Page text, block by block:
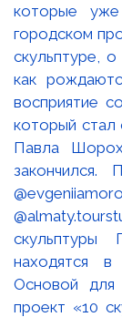
которые
городском
скульптуре,
как
восприятие
который стал
Павла
закончился.
находятся в
Основой
проект «10